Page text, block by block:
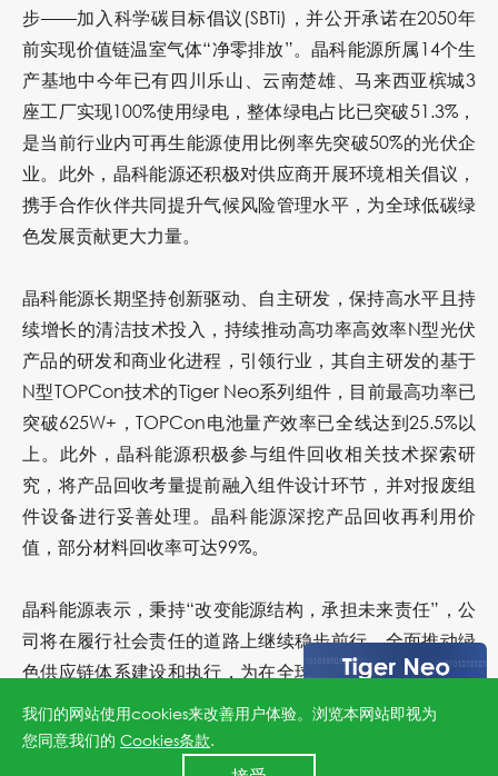
步——加入科学碳目标倡议(SBTi)，并公开承诺在2050年
前实现价值链温室气体“净零排放”。晶科能源所属14个生
产基地中今年已有四川乐山、云南楚雄、马来西亚槟城3
座工厂实现100%使用绿电，整体绿电占比已突破51.3%，
是当前行业内可再生能源使用比例率先突破50%的光伏企
业。此外，晶科能源还积极对供应商开展环境相关倡议，
携手合作伙伴共同提升气候风险管理水平，为全球低碳绿
色发展贡献更大力量。
晶科能源长期坚持创新驱动、自主研发，保持高水平且持
续增长的清洁技术投入，持续推动高功率高效率N型光伏
产品的研发和商业化进程，引领行业，其自主研发的基于
N型TOPCon技术的Tiger Neo系列组件，目前最高功率已
突破625W+，TOPCon电池量产效率已全线达到25.5%以
上。此外，晶科能源积极参与组件回收相关技术探索研
究，将产品回收考量提前融入组件设计环节，并对报废组
件设备进行妥善处理。晶科能源深挖产品回收再利用价
值，部分材料回收率可达99%。
晶科能源表示，秉持“改变能源结构，承担未来责任”，公
司将在履行社会责任的道路上继续稳步前行，全面推动绿
色供应链体系建设和执行，为在全球气候危机应对中贡献
更多力量。
我们的网站使用cookies来改善用户体验。浏览本网站即视为
您同意我们的 Cookies条款.